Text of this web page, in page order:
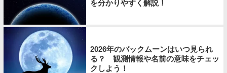
を分かりやすく解説！
2026年のバックムーンはいつ見られ
る？ 観測情報や名前の意味をチェッ
クしよう！